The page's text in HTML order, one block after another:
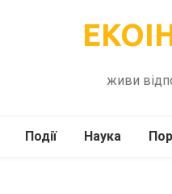
живи
Події Наука